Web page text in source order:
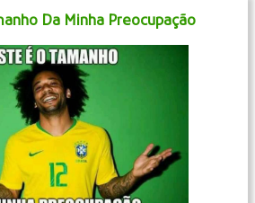
Da Minha Preocupação